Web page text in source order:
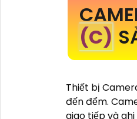
(C)
Thiết bị
đến đểm.
giao tiếp và